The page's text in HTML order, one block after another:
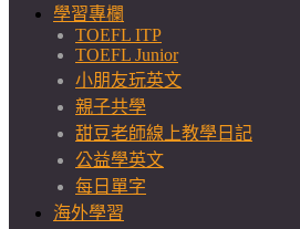
學習專欄
TOEFL ITP
TOEFL Junior
小朋友玩英文
親子共學
甜豆老師線上教學日記
公益學英文
每日單字
海外學習